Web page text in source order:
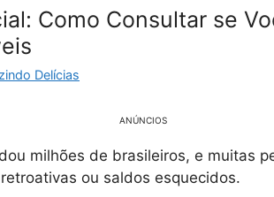
Como Consultar se
Delícias
ANÚNCIOS
milhões de brasileiros, e muitas
ou saldos esquecidos.